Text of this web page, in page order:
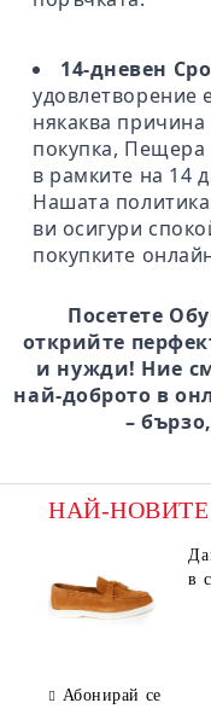
14-дневен
удовлетворение
някаква
покупка,
в рамките на 14
Нашата
ви осигури
покупките
Посетете
открийте
и нужди! Ние
най-доброто в
–
НАЙ-
в
Абонирай се